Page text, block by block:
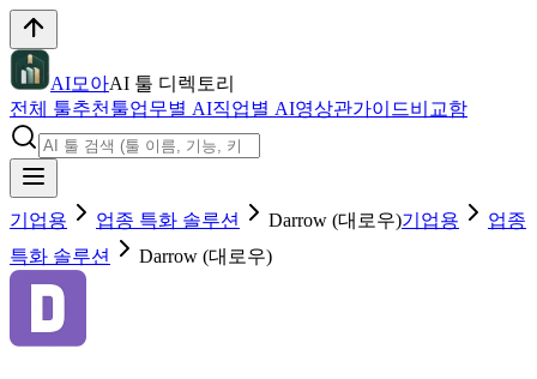
AI모아AI 툴 디렉토리
전체 툴추천툴업무별 AI직업별 AI영상관가이드비교함
기업용 업종 특화 솔루션 Darrow (대로우)기업용
업종
특화 솔루션
Darrow (대로우)